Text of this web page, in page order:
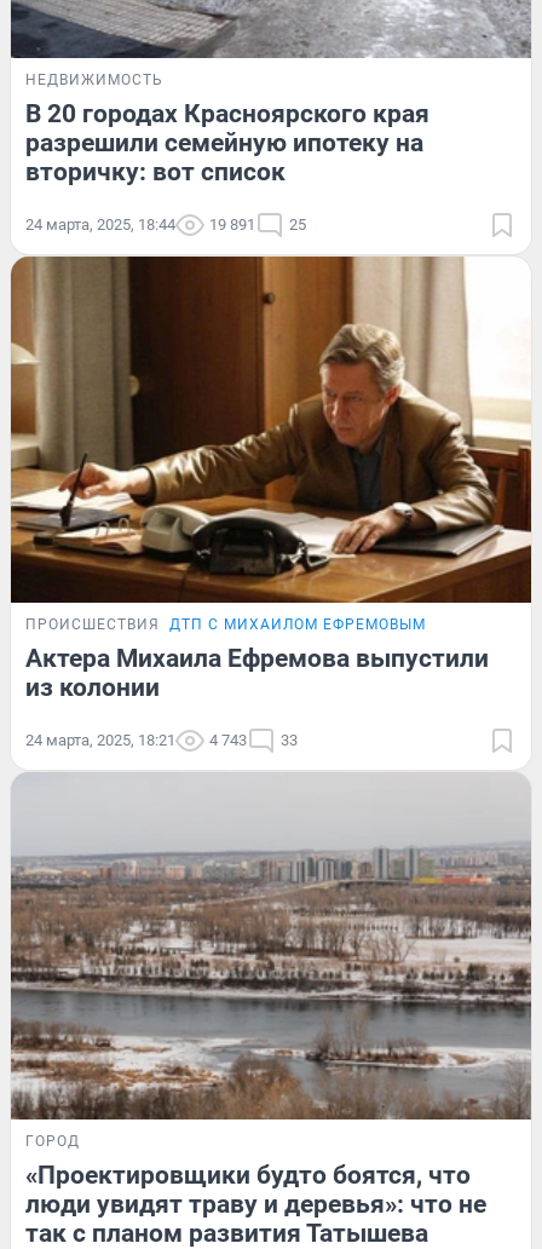
НЕДВИЖИМОСТЬ
В 20 городах Красноярского края
разрешили семейную ипотеку на
вторичку: вот список
24 марта, 2025, 18:44 19 891 25
ПРОИСШЕСТВИЯ ДТП С МИХАИЛОМ ЕФРЕМОВЫМ
Актера Михаила Ефремова выпустили
из колонии
24 марта, 2025, 18:21 4 743 33
ГОРОД
«Проектировщики будто боятся, что
люди увидят траву и деревья»: что не
так с планом развития Татышева